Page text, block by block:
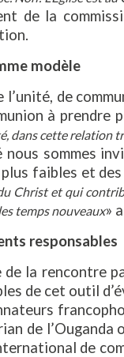
de la
modèle
de
à prendre
dans cette relation
nous sommes
faibles et
Christ et qui
temps nouveaux»
responsables
de la rencontre
de cet outil
de
de